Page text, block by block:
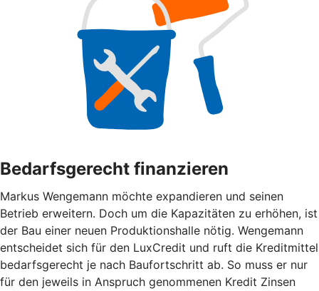
Bedarfsgerecht finanzieren
Markus Wengemann möchte expandieren und seinen
Betrieb erweitern. Doch um die Kapazitäten zu erhöhen, ist
der Bau einer neuen Produktionshalle nötig. Wengemann
entscheidet sich für den LuxCredit und ruft die Kreditmittel
bedarfsgerecht je nach Baufortschritt ab. So muss er nur
für den jeweils in Anspruch genommenen Kredit Zinsen